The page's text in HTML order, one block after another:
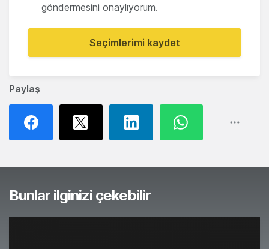
Paylaş
göndermesini onaylıyorum.
Seçimlerimi kaydet
Bunlar ilginizi çekebilir